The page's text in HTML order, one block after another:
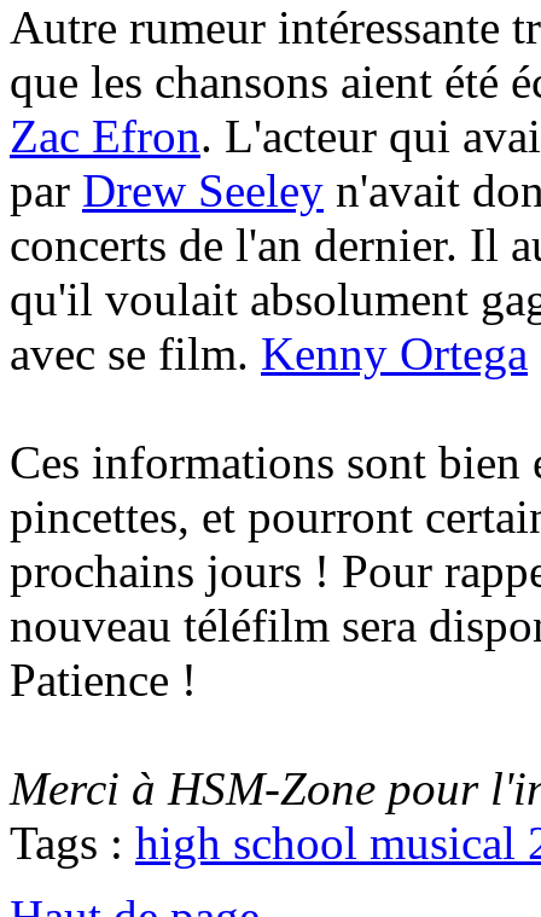
Autre rumeur intéressante
que les chansons aient été
Zac Efron. L'acteur qui
par Drew Seeley n'avait
concerts de l'an dernier. Il
qu'il voulait absolument
avec se film. Kenny Ortega
Ces informations sont bien
pincettes, et pourront
prochains jours ! Pour
nouveau téléfilm sera
Patience !
Merci à HSM-Zone pour
Tags : high school musical